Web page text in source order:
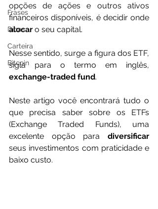
Frases
Dicas
Carteira
Bitcoin
opções de ações e outros ativos
alocar o seu capital.
Nesse sentido, surge a figura dos ETF,
exchange-traded fund.
Neste artigo você encontrará tudo o
que precisa saber sobre os ETFs
(Exchange Traded Funds), uma
excelente opção para
seus investimentos com praticidade e
baixo custo.